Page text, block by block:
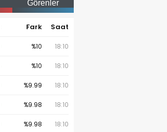
Görenler
Fark Saat
%10 18:10
%10 18:10
%9.99 18:10
%9.98 18:10
%9.98 18:10